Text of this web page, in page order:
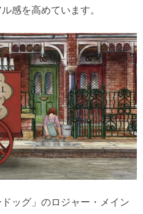
感を高めています。
ッグ」のロジャー・メイン